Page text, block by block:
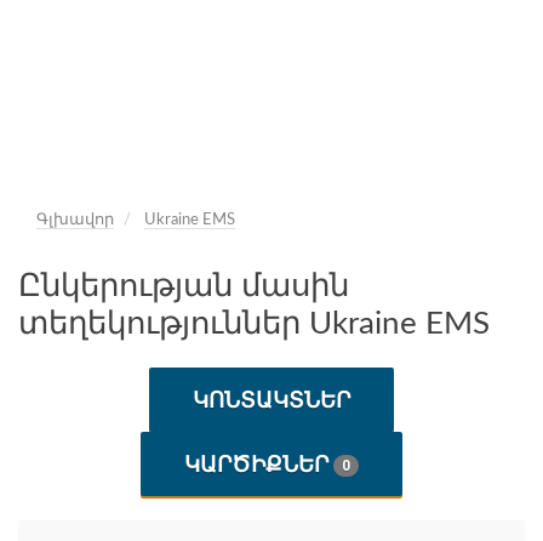
Գլխավոր Ukraine EMS
Ընկերության մասին
տեղեկություններ Ukraine EMS
ԿՈՆՏԱԿՏՆԵՐ
ԿԱՐԾԻՔՆԵՐ 0